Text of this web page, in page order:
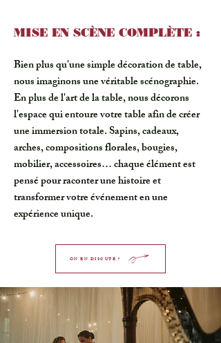
MISE EN SCÈNE COMPLÈTE :
Bien plus qu'une simple décoration de table,
nous imaginons une véritable scénographie.
En plus de l'art de la table, nous décorons
l'espace qui entoure votre table afin de créer
une immersion totale. Sapins, cadeaux,
arches, compositions florales, bougies,
mobilier, accessoires… chaque élément est
pensé pour raconter une histoire et
transformer votre événement en une
expérience unique.
ON EN DISCUTE ?